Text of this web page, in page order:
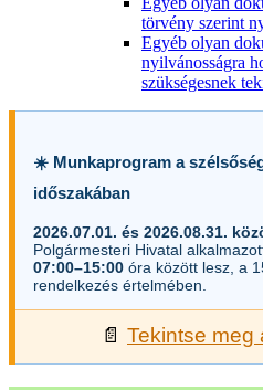
törvény szerint
Egyéb olyan
nyilvánosságra
szükségesnek
☀️ Munkaprogram a
időszakában
2026.07.01. és 2026.08.31.
Polgármesteri Hivatal
07:00–15:00 óra között lesz, a
rendelkezés értelmében.
📄 Tekintse meg